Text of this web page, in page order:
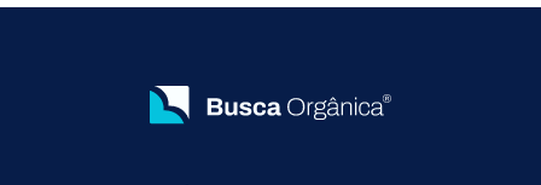
Como Melhorar as Vendas
Como Melhorar o Ranking do Meu Site no Google